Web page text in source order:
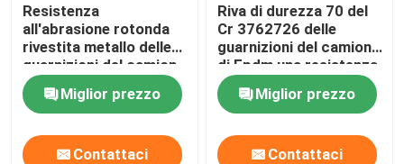
Resistenza
all'abrasione rotonda
rivestita metallo delle
guarnizioni del camion
di dimensione standard
Miglior prezzo
Contattaci
Riva di durezza 70 del
Cr 3762726 delle
guarnizioni del camion
di Epdm una resistenza
all'acqua
Miglior prezzo
Contattaci